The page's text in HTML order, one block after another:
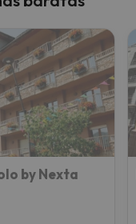
by Nexta